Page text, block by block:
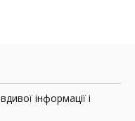
інформації і